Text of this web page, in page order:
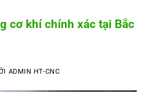
cơ khí chính xác tại Bắc
ADMIN HT-CNC